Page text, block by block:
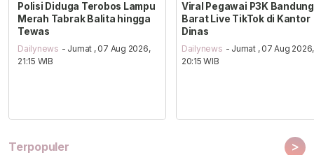
Polisi Diduga Terobos Lampu
Merah Tabrak Balita hingga
Tewas
Dailynews - Jumat , 07 Aug 2026,
21:15 WIB
Viral Pegawai P3K Bandung
Barat Live TikTok di Kantor
Dinas
Dailynews - Jumat , 07 Aug 2026,
20:15 WIB
Terpopuler >